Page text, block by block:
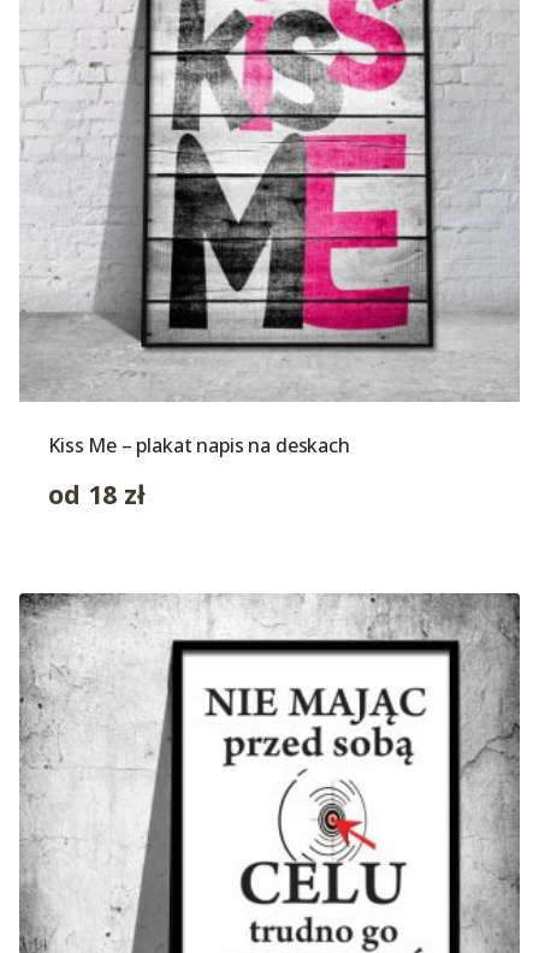
Kiss Me – plakat napis na deskach
od 18 zł